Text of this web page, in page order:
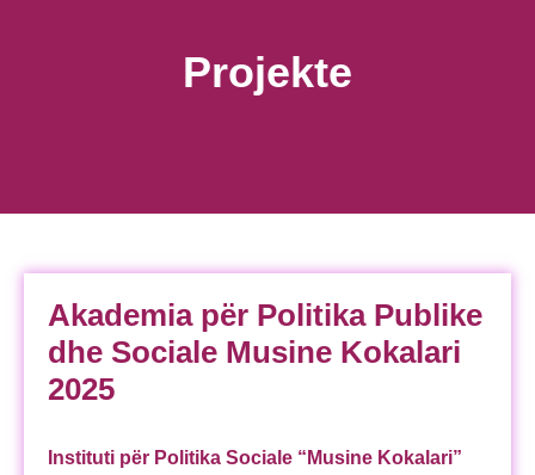
Projekte
Akademia për Politika Publike
dhe Sociale Musine Kokalari
2025
Instituti për Politika Sociale “Musine Kokalari”